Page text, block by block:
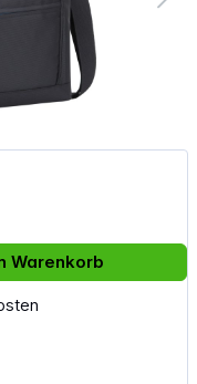
Warenkorb